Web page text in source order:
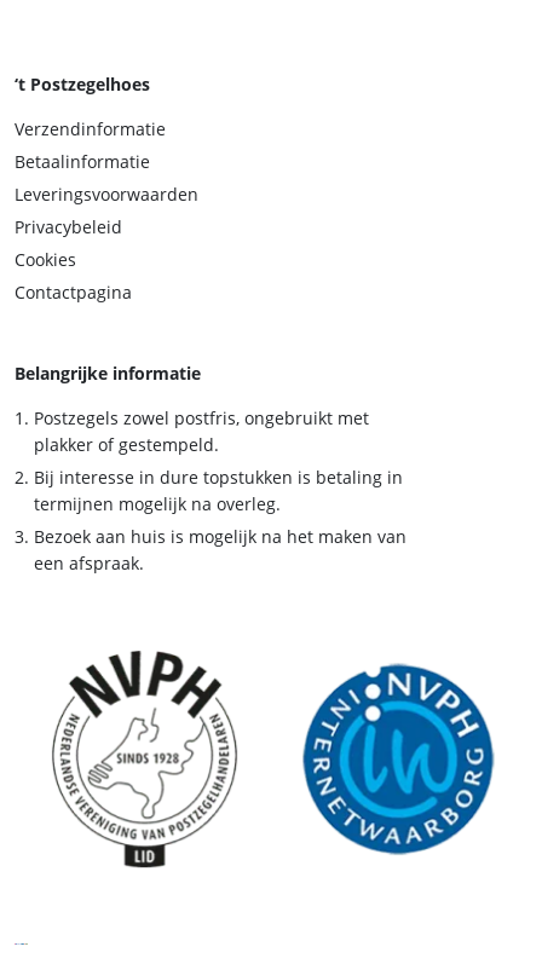
‘t Postzegelhoes
Verzendinformatie
Betaalinformatie
Leveringsvoorwaarden
Privacybeleid
Cookies
Contactpagina
Belangrijke informatie
Postzegels zowel postfris, ongebruikt met
plakker of gestempeld.
Bij interesse in dure topstukken is betaling in
termijnen mogelijk na overleg.
Bezoek aan huis is mogelijk na het maken van
een afspraak.